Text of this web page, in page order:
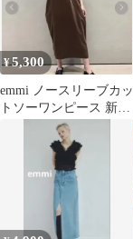
¥5,300
emmi ノースリーブカッ
トソーワンピース 新品